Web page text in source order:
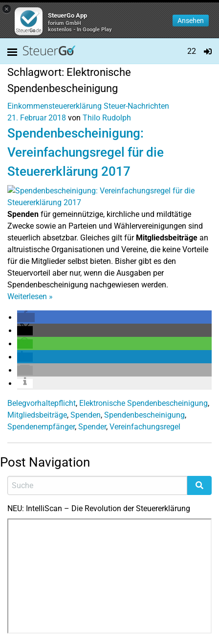
×
SteuerGo App
forium GmbH
kostenlos - In Google Play
Ansehen
22
Schlagwort: Elektronische
Spendenbescheinigung
Einkommensteuererklärung Steuer-Nachrichten
21. Februar 2018 von Thilo Rudolph
Spendenbescheinigung:
Vereinfachungsregel für die
Steuererklärung 2017
Spenden für gemeinnützige, kirchliche und mildtätige
Zwecke sowie an Parteien und Wählervereinigungen sind
steuerlich absetzbar. Gleiches gilt für Mitgliedsbeiträge an
altruistische Organisationen und Vereine, die keine Vorteile
für die Mitglieder selbst bieten. Bisher gibt es den
Steuervorteil aber nur, wenn die Ausgaben per
Spendenbescheinigung nachgewiesen werden.
Weiterlesen »
Belegvorhaltepflicht, Elektronische Spendenbescheinigung,
Mitgliedsbeiträge, Spenden, Spendenbescheinigung,
Spendenempfänger, Spender, Vereinfachungsregel
Post Navigation
NEU: IntelliScan – Die Revolution der Steuererklärung